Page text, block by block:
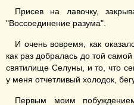
Присев на лавочку,
"Воссоединение разума".
И очень вовремя, как
как раз добралась до той
святилище Селуны, и то, что
у меня отчетливый холодок,
Первым моим